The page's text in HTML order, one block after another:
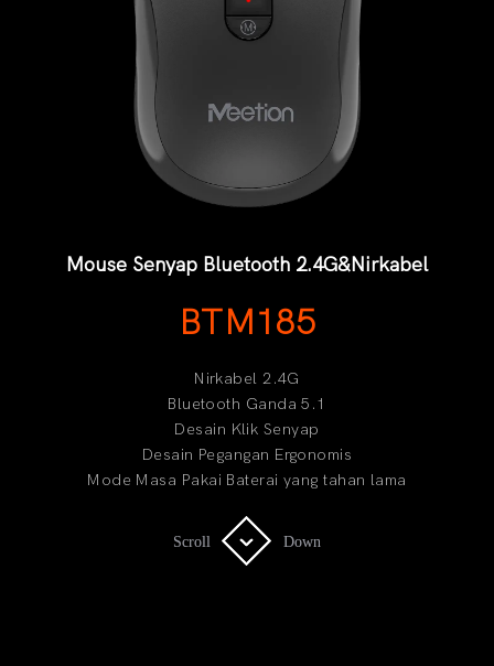
Mouse Senyap Bluetooth 2.4G&Nirkabel
BTM185
Nirkabel 2.4G
Bluetooth Ganda 5.1
Desain Klik Senyap
Desain Pegangan Ergonomis
Mode Masa Pakai Baterai yang tahan lama
Scroll Down
Scroll Down